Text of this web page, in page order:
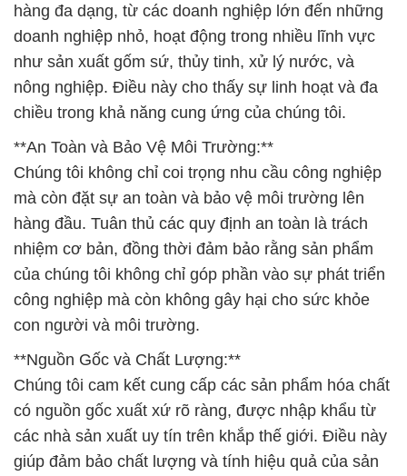
hàng đa dạng, từ các doanh nghiệp lớn đến những
doanh nghiệp nhỏ, hoạt động trong nhiều lĩnh vực
như sản xuất gốm sứ, thủy tinh, xử lý nước, và
nông nghiệp. Điều này cho thấy sự linh hoạt và đa
chiều trong khả năng cung ứng của chúng tôi.
**An Toàn và Bảo Vệ Môi Trường:**
Chúng tôi không chỉ coi trọng nhu cầu công nghiệp
mà còn đặt sự an toàn và bảo vệ môi trường lên
hàng đầu. Tuân thủ các quy định an toàn là trách
nhiệm cơ bản, đồng thời đảm bảo rằng sản phẩm
của chúng tôi không chỉ góp phần vào sự phát triển
công nghiệp mà còn không gây hại cho sức khỏe
con người và môi trường.
**Nguồn Gốc và Chất Lượng:**
Chúng tôi cam kết cung cấp các sản phẩm hóa chất
có nguồn gốc xuất xứ rõ ràng, được nhập khẩu từ
các nhà sản xuất uy tín trên khắp thế giới. Điều này
giúp đảm bảo chất lượng và tính hiệu quả của sản